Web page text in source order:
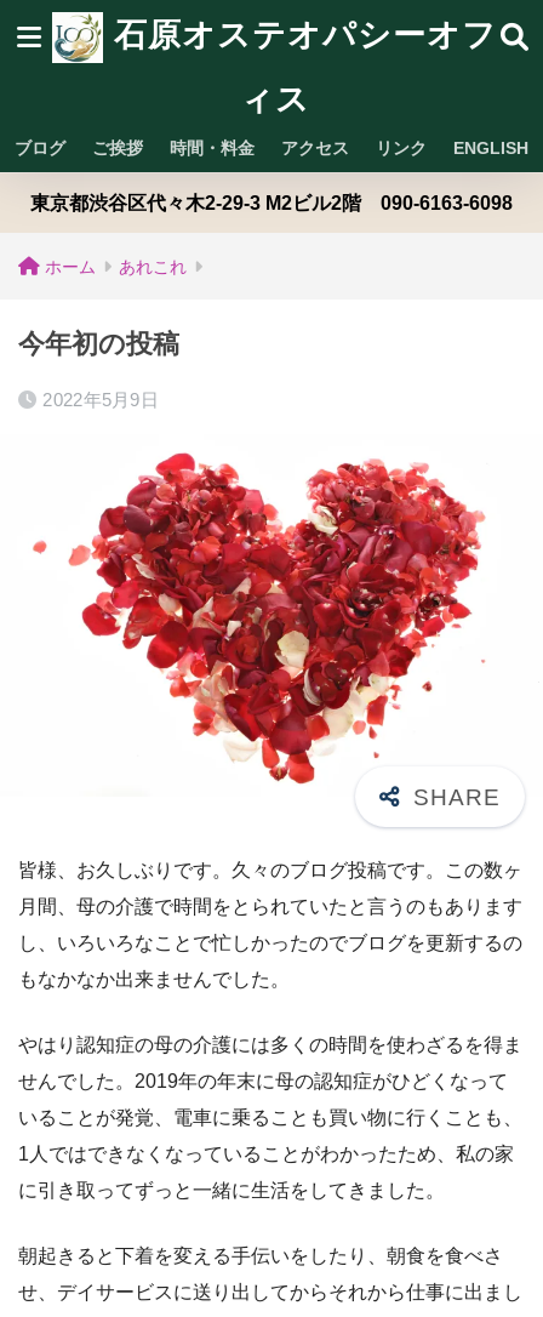
石原オステオパシーオフ
ィス
ブログ ご挨拶 時間・料金 アクセス リンク ENGLISH
東京都渋谷区代々木2-29-3 M2ビル2階 090-6163-6098
ホーム あれこれ
今年初の投稿
2022年5月9日
皆様、お久しぶりです。久々のブログ投稿です。この数ヶ
月間、母の介護で時間をとられていたと言うのもあります
し、いろいろなことで忙しかったのでブログを更新するの
もなかなか出来ませんでした。
やはり認知症の母の介護には多くの時間を使わざるを得ま
せんでした。2019年の年末に母の認知症がひどくなって
いることが発覚、電車に乗ることも買い物に行くことも、
1人ではできなくなっていることがわかったため、私の家
に引き取ってずっと一緒に生活をしてきました。
朝起きると下着を変える手伝いをしたり、朝食を食べさ
せ、デイサービスに送り出してからそれから仕事に出まし